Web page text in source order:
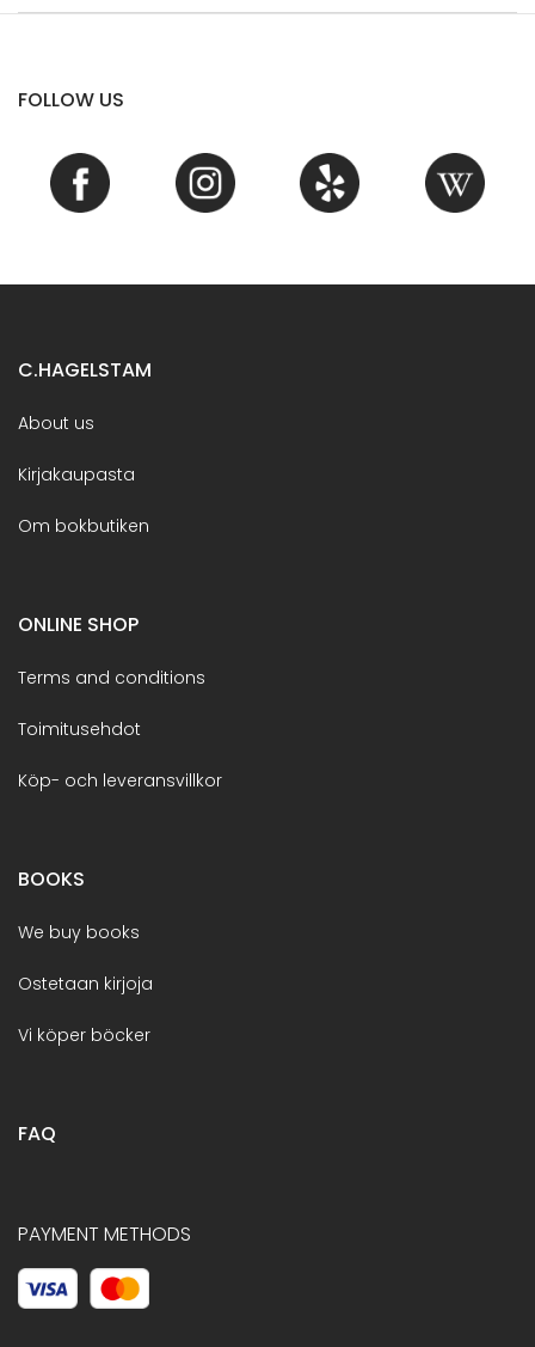
FOLLOW US
C.HAGELSTAM
About us
Kirjakaupasta
Om bokbutiken
ONLINE SHOP
Terms and conditions
Toimitusehdot
Köp- och leveransvillkor
BOOKS
We buy books
Ostetaan kirjoja
Vi köper böcker
FAQ
PAYMENT METHODS